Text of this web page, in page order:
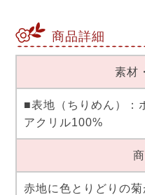
商品詳細
素材
■表地（ちりめん）：
アクリル100%
赤地に色とりどりの菊